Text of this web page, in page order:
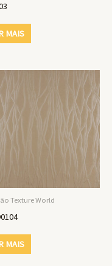
MAIS
Texture World
MAIS